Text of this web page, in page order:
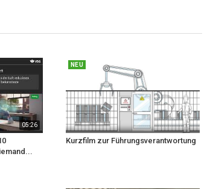
05:26
NEU
Kurzfilm zur Führungsverantwortung